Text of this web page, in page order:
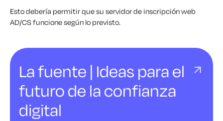
Esto debería permitir que su servidor de inscripción web
AD/CS funcione según lo previsto.
La fuente | Ideas para el
futuro de la confianza
digital